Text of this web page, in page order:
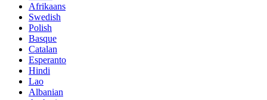
Afrikaans
Swedish
Polish
Basque
Catalan
Esperanto
Hindi
Lao
Albanian